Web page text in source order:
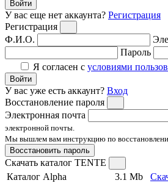
Войти
У вас еще нет аккаунта? Регистрация
Регистрация
Ф.И.О.
Пароль
Я согласен с условиями
Войти
У вас уже есть аккаунт? Вход
Восстановление пароля
Электронная почта
электронной почты.
Мы вышлем вам инструкцию по
Восстановить пароль
Скачать каталог TENTE
Каталог Alpha
3.1 Mb